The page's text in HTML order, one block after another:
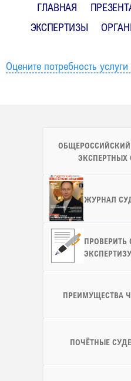
ГЛАВНАЯ
ЭКСПЕРТИЗЫ
Оцените потребность
ОБЩЕРОССИЙСКИЙ
ЭКСПЕРТНЫХ
ЖУРНАЛ
ПРОВЕРИТЬ
ЭКСПЕРТИЗУ
ПРЕИМУЩЕСТВА
ПОЧЁТНЫЕ